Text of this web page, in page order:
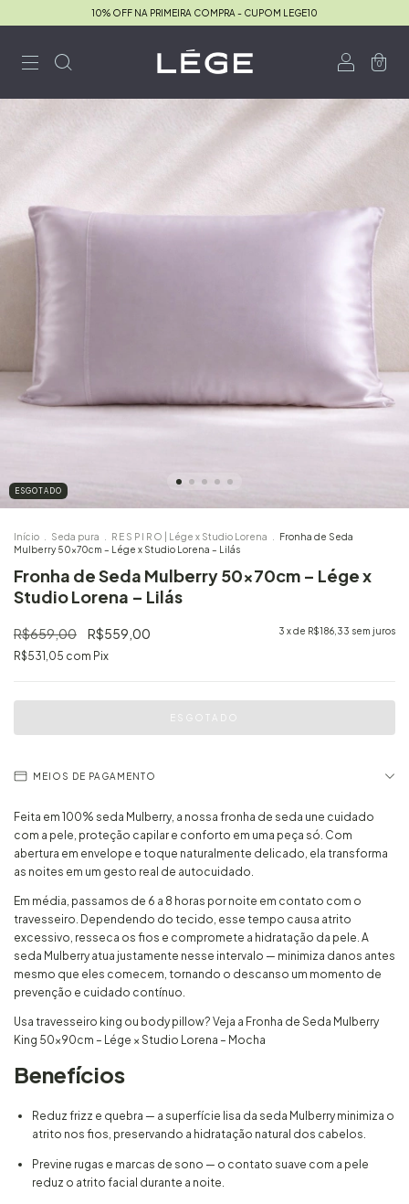
10% OFF NA PRIMEIRA COMPRA - CUPOM LEGE10
0
ESGOTADO
Início Seda pura R E S P I R O | Lége x Studio Lorena
Fronha de Seda
Mulberry 50x70cm – Lége x Studio Lorena – Lilás
Fronha de Seda Mulberry 50x70cm – Lége x
Studio Lorena – Lilás
R$659,00 R$559,00 3 x de R$186,33 sem juros
R$531,05 com Pix
MEIOS DE PAGAMENTO
Feita em 100% seda Mulberry, a nossa fronha de seda une cuidado
com a pele, proteção capilar e conforto em uma peça só. Com
abertura em envelope e toque naturalmente delicado, ela transforma
as noites em um gesto real de autocuidado.
Em média, passamos de 6 a 8 horas por noite em contato com o
travesseiro. Dependendo do tecido, esse tempo causa atrito
excessivo, resseca os fios e compromete a hidratação da pele. A
seda Mulberry atua justamente nesse intervalo — minimiza danos antes
mesmo que eles comecem, tornando o descanso um momento de
prevenção e cuidado contínuo.
Usa travesseiro king ou body pillow? Veja a Fronha de Seda Mulberry
King 50x90cm – Lége × Studio Lorena – Mocha
Benefícios
Reduz frizz e quebra — a superfície lisa da seda Mulberry minimiza o
atrito nos fios, preservando a hidratação natural dos cabelos.
Previne rugas e marcas de sono — o contato suave com a pele
reduz o atrito facial durante a noite.